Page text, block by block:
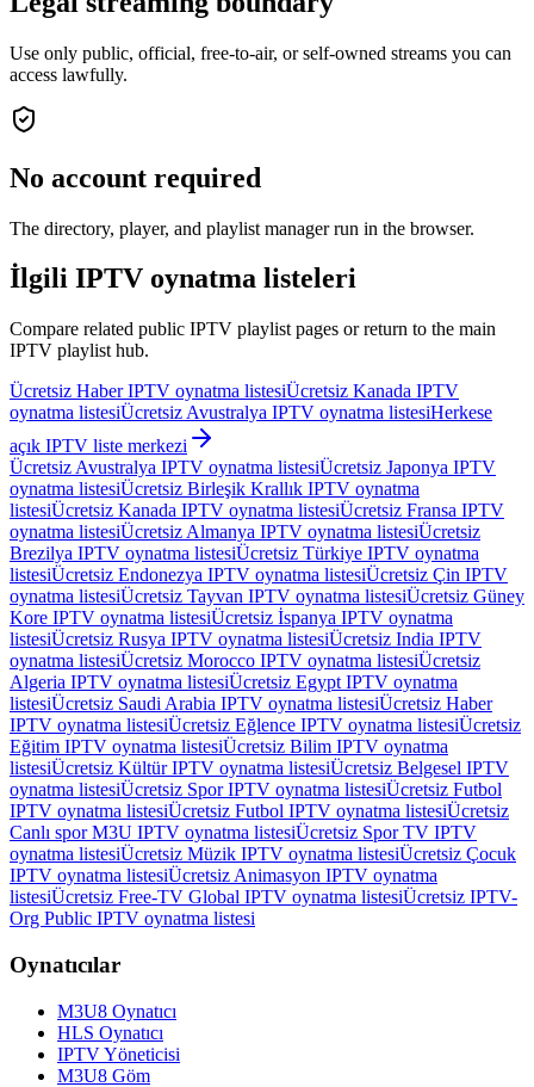
Use only public, official, free-to-air, or self-owned streams you can
access lawfully.
No account required
The directory, player, and playlist manager run in the browser.
İlgili IPTV oynatma listeleri
Compare related public IPTV playlist pages or return to the main
IPTV playlist hub.
Ücretsiz Haber IPTV oynatma listesiÜcretsiz Kanada IPTV
oynatma listesiÜcretsiz Avustralya IPTV oynatma listesiHerkese
açık IPTV liste merkezi
Ücretsiz Avustralya IPTV oynatma listesiÜcretsiz Japonya IPTV
oynatma listesiÜcretsiz Birleşik Krallık IPTV oynatma
listesiÜcretsiz Kanada IPTV oynatma listesiÜcretsiz Fransa IPTV
oynatma listesiÜcretsiz Almanya IPTV oynatma listesiÜcretsiz
Brezilya IPTV oynatma listesiÜcretsiz Türkiye IPTV oynatma
listesiÜcretsiz Endonezya IPTV oynatma listesiÜcretsiz Çin IPTV
oynatma listesiÜcretsiz Tayvan IPTV oynatma listesiÜcretsiz Güney
Kore IPTV oynatma listesiÜcretsiz İspanya IPTV oynatma
listesiÜcretsiz Rusya IPTV oynatma listesiÜcretsiz India IPTV
oynatma listesiÜcretsiz Morocco IPTV oynatma listesiÜcretsiz
Algeria IPTV oynatma listesiÜcretsiz Egypt IPTV oynatma
listesiÜcretsiz Saudi Arabia IPTV oynatma listesiÜcretsiz Haber
IPTV oynatma listesiÜcretsiz Eğlence IPTV oynatma listesiÜcretsiz
Eğitim IPTV oynatma listesiÜcretsiz Bilim IPTV oynatma
listesiÜcretsiz Kültür IPTV oynatma listesiÜcretsiz Belgesel IPTV
oynatma listesiÜcretsiz Spor IPTV oynatma listesiÜcretsiz Futbol
IPTV oynatma listesiÜcretsiz Futbol IPTV oynatma listesiÜcretsiz
Canlı spor M3U IPTV oynatma listesiÜcretsiz Spor TV IPTV
oynatma listesiÜcretsiz Müzik IPTV oynatma listesiÜcretsiz Çocuk
IPTV oynatma listesiÜcretsiz Animasyon IPTV oynatma
listesiÜcretsiz Free-TV Global IPTV oynatma listesiÜcretsiz IPTV-
Org Public IPTV oynatma listesi
Oynatıcılar
M3U8 Oynatıcı
HLS Oynatıcı
IPTV Yöneticisi
M3U8 Göm